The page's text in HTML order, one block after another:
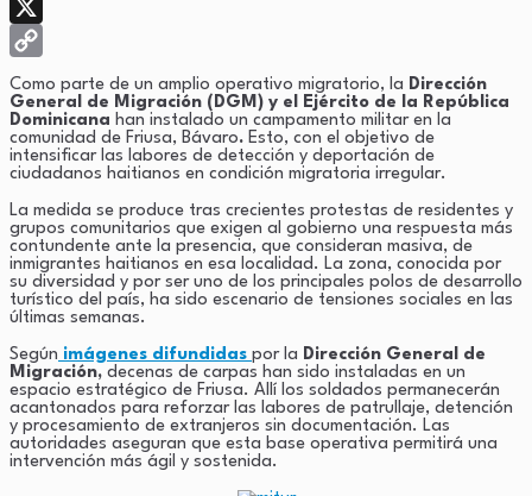
Facebook
X
Copy
Link
Como parte de un amplio operativo migratorio, la Dirección
General de Migración (DGM) y el Ejército de la República
Dominicana han instalado un campamento militar en la
comunidad de Friusa, Bávaro. Esto, con el objetivo de
intensificar las labores de detección y deportación de
ciudadanos haitianos en condición migratoria irregular.
La medida se produce tras crecientes protestas de residentes y
grupos comunitarios que exigen al gobierno una respuesta más
contundente ante la presencia, que consideran masiva, de
inmigrantes haitianos en esa localidad. La zona, conocida por
su diversidad y por ser uno de los principales polos de desarrollo
turístico del país, ha sido escenario de tensiones sociales en las
últimas semanas.
Según imágenes difundidas por la Dirección General de
Migración, decenas de carpas han sido instaladas en un
espacio estratégico de Friusa. Allí los soldados permanecerán
acantonados para reforzar las labores de patrullaje, detención
y procesamiento de extranjeros sin documentación. Las
autoridades aseguran que esta base operativa permitirá una
intervención más ágil y sostenida.